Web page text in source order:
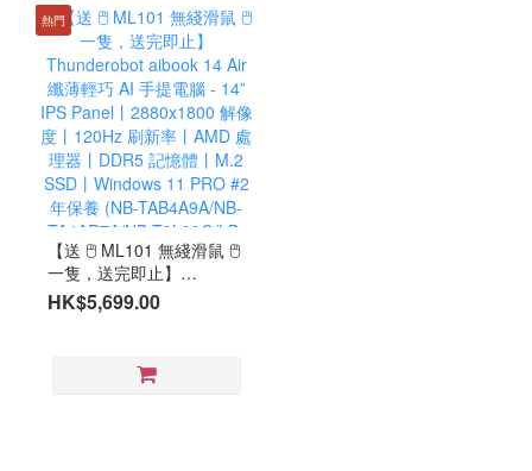
T9U00J/NB-T9S00K/NB-
T9400P/NB-T9L00K/NB-
R6S9MK/NB-T9N00K/LB-
PCNB）
熱門
【送 🖱️ ML101 無綫滑鼠 🖱️
一隻，送完即止】
Thunderobot aibook 14
Air 纖薄輕巧 AI 手提電腦 -
2880x1800 解像度丨
120Hz 刷新率丨AMD 處理
HK$5,699.00